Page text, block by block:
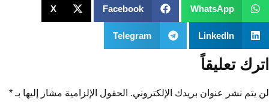
WhatsApp
Facebook
X
LinkedIn
Telegram
اترك تعليقاً
لن يتم نشر عنوان بريدك الإلكتروني. الحقول الإلزامية مشار إليها بـ *